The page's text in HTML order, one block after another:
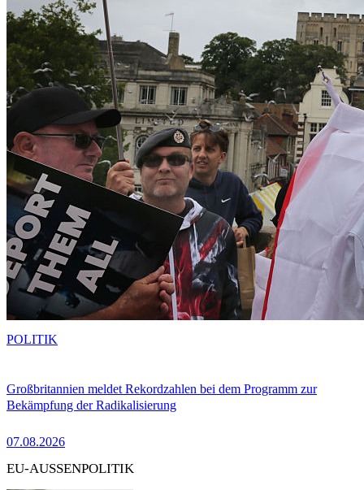
Großbritannien meldet Rekordzahlen bei dem Programm zur
Bekämpfung der Radikalisierung
07.08.2026
POLITIK
EU-AUSSENPOLITIK